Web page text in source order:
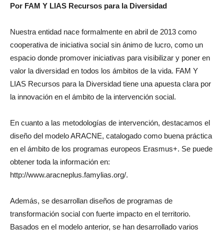
Por FAM Y LIAS Recursos para la Diversidad
Nuestra entidad nace formalmente en abril de 2013 como
cooperativa de iniciativa social sin ánimo de lucro, como un
espacio donde promover iniciativas para visibilizar y poner en
valor la diversidad en todos los ámbitos de la vida. FAM Y
LIAS Recursos para la Diversidad tiene una apuesta clara por
la innovación en el ámbito de la intervención social.
En cuanto a las metodologías de intervención, destacamos el
diseño del modelo ARACNE, catalogado como buena práctica
en el ámbito de los programas europeos Erasmus+. Se puede
obtener toda la información en:
http://www.aracneplus.famylias.org/.
Además, se desarrollan diseños de programas de
transformación social con fuerte impacto en el territorio.
Basados en el modelo anterior, se han desarrollado varios